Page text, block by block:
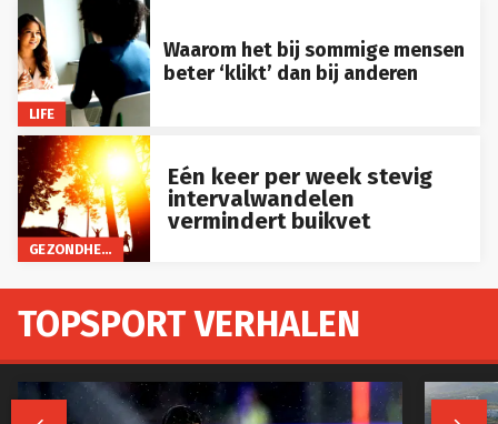
LIFE
Waarom het bij sommige mensen
beter ‘klikt’ dan bij anderen
GEZONDHEID
Eén keer per week stevig
intervalwandelen
vermindert buikvet
TOPSPORT VERHALEN